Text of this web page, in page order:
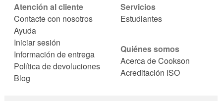
Atención al cliente
Contacte con nosotros
Ayuda
Iniciar sesión
Información de entrega
Política de devoluciones
Blog
Servicios
Estudiantes
Quiénes somos
Acerca de Cookson
Acreditación ISO